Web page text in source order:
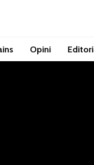
Opini